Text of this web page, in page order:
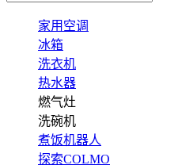
家用空调
冰箱
洗衣机
热水器
燃气灶
洗碗机
煮饭机器人
探索COLMO